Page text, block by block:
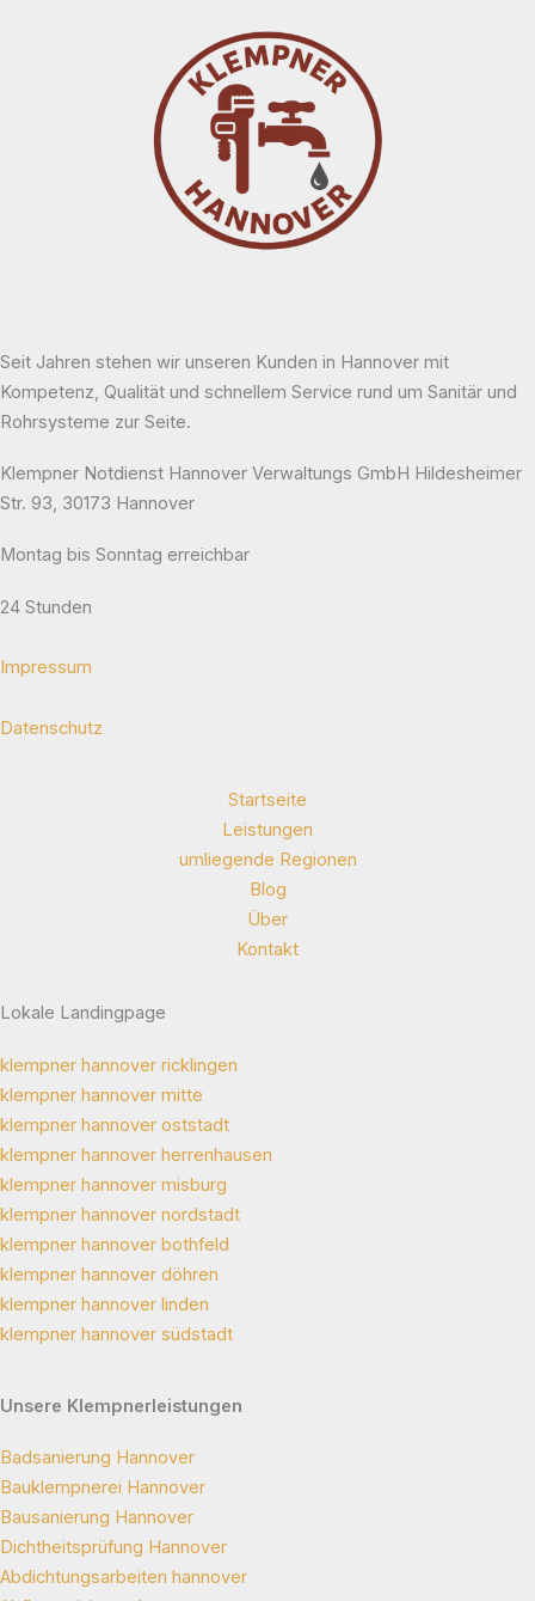
Seit Jahren stehen wir unseren Kunden in Hannover mit
Kompetenz, Qualität und schnellem Service rund um Sanitär und
Rohrsysteme zur Seite.
Klempner Notdienst Hannover Verwaltungs GmbH Hildesheimer
Str. 93, 30173 Hannover
Montag bis Sonntag erreichbar
24 Stunden
Impressum
Datenschutz
Startseite
Leistungen
umliegende Regionen
Blog
Über
Kontakt
Lokale Landingpage
klempner hannover ricklingen
klempner hannover mitte
klempner hannover oststadt
klempner hannover herrenhausen
klempner hannover misburg
klempner hannover nordstadt
klempner hannover bothfeld
klempner hannover döhren
klempner hannover linden
klempner hannover südstadt
Unsere Klempnerleistungen
Badsanierung Hannover
Bauklempnerei Hannover
Bausanierung Hannover
Dichtheitsprüfung Hannover
Abdichtungsarbeiten hannover